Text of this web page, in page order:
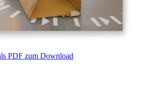
PDF zum Download